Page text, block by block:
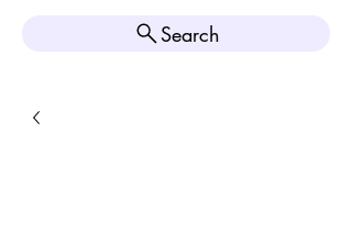
Search